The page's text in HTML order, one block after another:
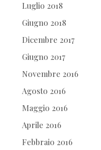
Luglio 2018
Giugno 2018
Dicembre 2017
Giugno 2017
Novembre 2016
Agosto 2016
Maggio 2016
Aprile 2016
Febbraio 2016